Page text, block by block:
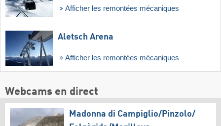
Afficher les remontées mécaniques
Aletsch Arena
Afficher les remontées mécaniques
Webcams en direct
Madonna di Campiglio/​Pinzolo/​